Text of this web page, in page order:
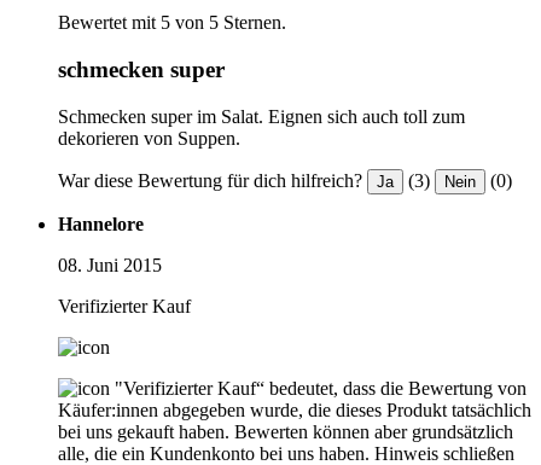
Bewertet mit 5 von 5 Sternen.
schmecken super
Schmecken super im Salat. Eignen sich auch toll zum
dekorieren von Suppen.
War diese Bewertung für dich hilfreich? Ja (3) Nein (0)
Hannelore
08. Juni 2015
Verifizierter Kauf
"Verifizierter Kauf“ bedeutet, dass die Bewertung von
Käufer:innen abgegeben wurde, die dieses Produkt tatsächlich
bei uns gekauft haben. Bewerten können aber grundsätzlich
alle, die ein Kundenkonto bei uns haben. Hinweis schließen